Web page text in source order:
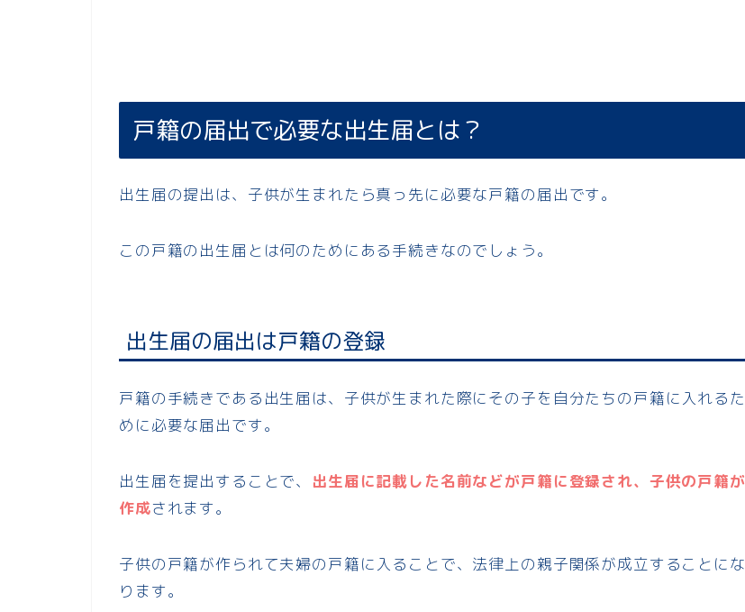
戸籍の届出で必要な出生届とは？
出生届の提出は、子供が生まれたら真っ先に必要な戸籍の届出です。
この戸籍の出生届とは何のためにある手続きなのでしょう。
出生届の届出は戸籍の登録
戸籍の手続きである出生届は、子供が生まれた際にその子を自分たちの戸籍に入れるた
めに必要な届出です。
出生届を提出することで、 出生届に記載した名前などが戸籍に登録され、子供の戸籍が
作成されます。
子供の戸籍が作られて夫婦の戸籍に入ることで、法律上の親子関係が成立することにな
ります。